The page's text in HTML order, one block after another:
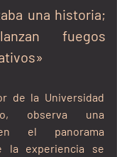
una historia;
fuegos
de la Universidad
observa una
el panorama
la experiencia se